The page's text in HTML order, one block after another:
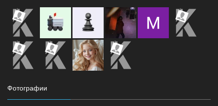
Фотографии